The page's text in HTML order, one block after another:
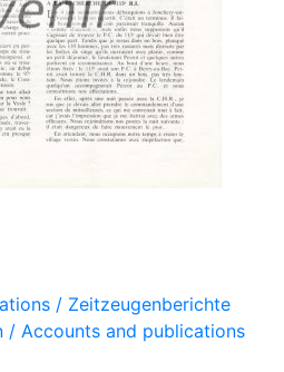
/ Zeitzeugenberichte
/ Accounts and publications